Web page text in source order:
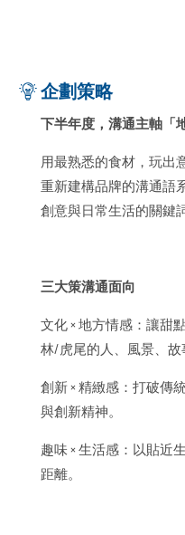
企劃策略
下半年度，溝通主軸「
用最熟悉的食材，玩出
重新建構品牌的溝通語
創意與日常生活的關鍵
三大策溝通面向
文化 × 地方情感：讓甜
林/虎尾的人、風景、故
創新 × 精緻感：打破傳
與創新精神。
趣味 × 生活感：以貼近
距離。